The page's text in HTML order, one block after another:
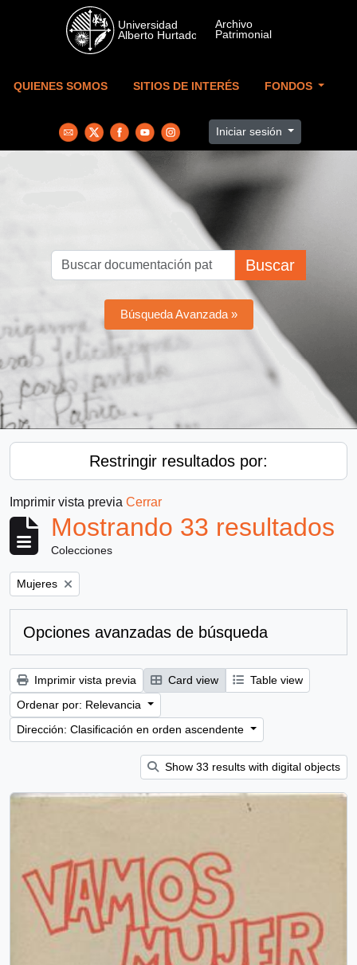
Skip to main content
QUIENES SOMOS SITIOS DE INTERÉS FONDOS
Iniciar sesión
Buscar
Búsqueda Avanzada »
Restringir resultados por:
Imprimir vista previa Cerrar
Mostrando 33 resultados
Colecciones
Remove filter:
Mujeres
Opciones avanzadas de búsqueda
Imprimir vista previa Card view
Table view
Ordenar por: Relevancia
Dirección: Clasificación en orden ascendente
Show 33 results with digital objects